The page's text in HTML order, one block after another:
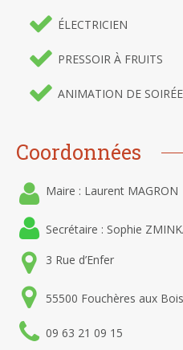
ÉLECTRICIEN
PRESSOIR À FRUITS
ANIMATION DE
Coordonnées
Maire : Laurent MAGRON
Secrétaire : Sophie
3 Rue d’Enfer
55500 Fouchères aux Bois
09 63 21 09 15